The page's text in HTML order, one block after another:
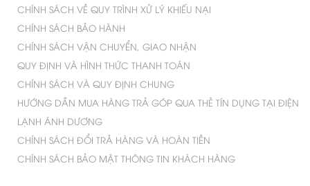
CHÍNH SÁCH VỀ QUY TRÌNH XỬ LÝ KHIẾU NẠI
CHÍNH SÁCH BẢO HÀNH
CHÍNH SÁCH VẬN CHUYỂN, GIAO NHẬN
QUY ĐỊNH VÀ HÌNH THỨC THANH TOÁN
CHÍNH SÁCH VÀ QUY ĐỊNH CHUNG
HƯỚNG DẪN MUA HÀNG TRẢ GÓP QUA THẺ TÍN DỤNG TẠI ĐIỆN
LẠNH ÁNH DƯƠNG
CHÍNH SÁCH ĐỔI TRẢ HÀNG VÀ HOÀN TIỀN
CHÍNH SÁCH BẢO MẬT THÔNG TIN KHÁCH HÀNG